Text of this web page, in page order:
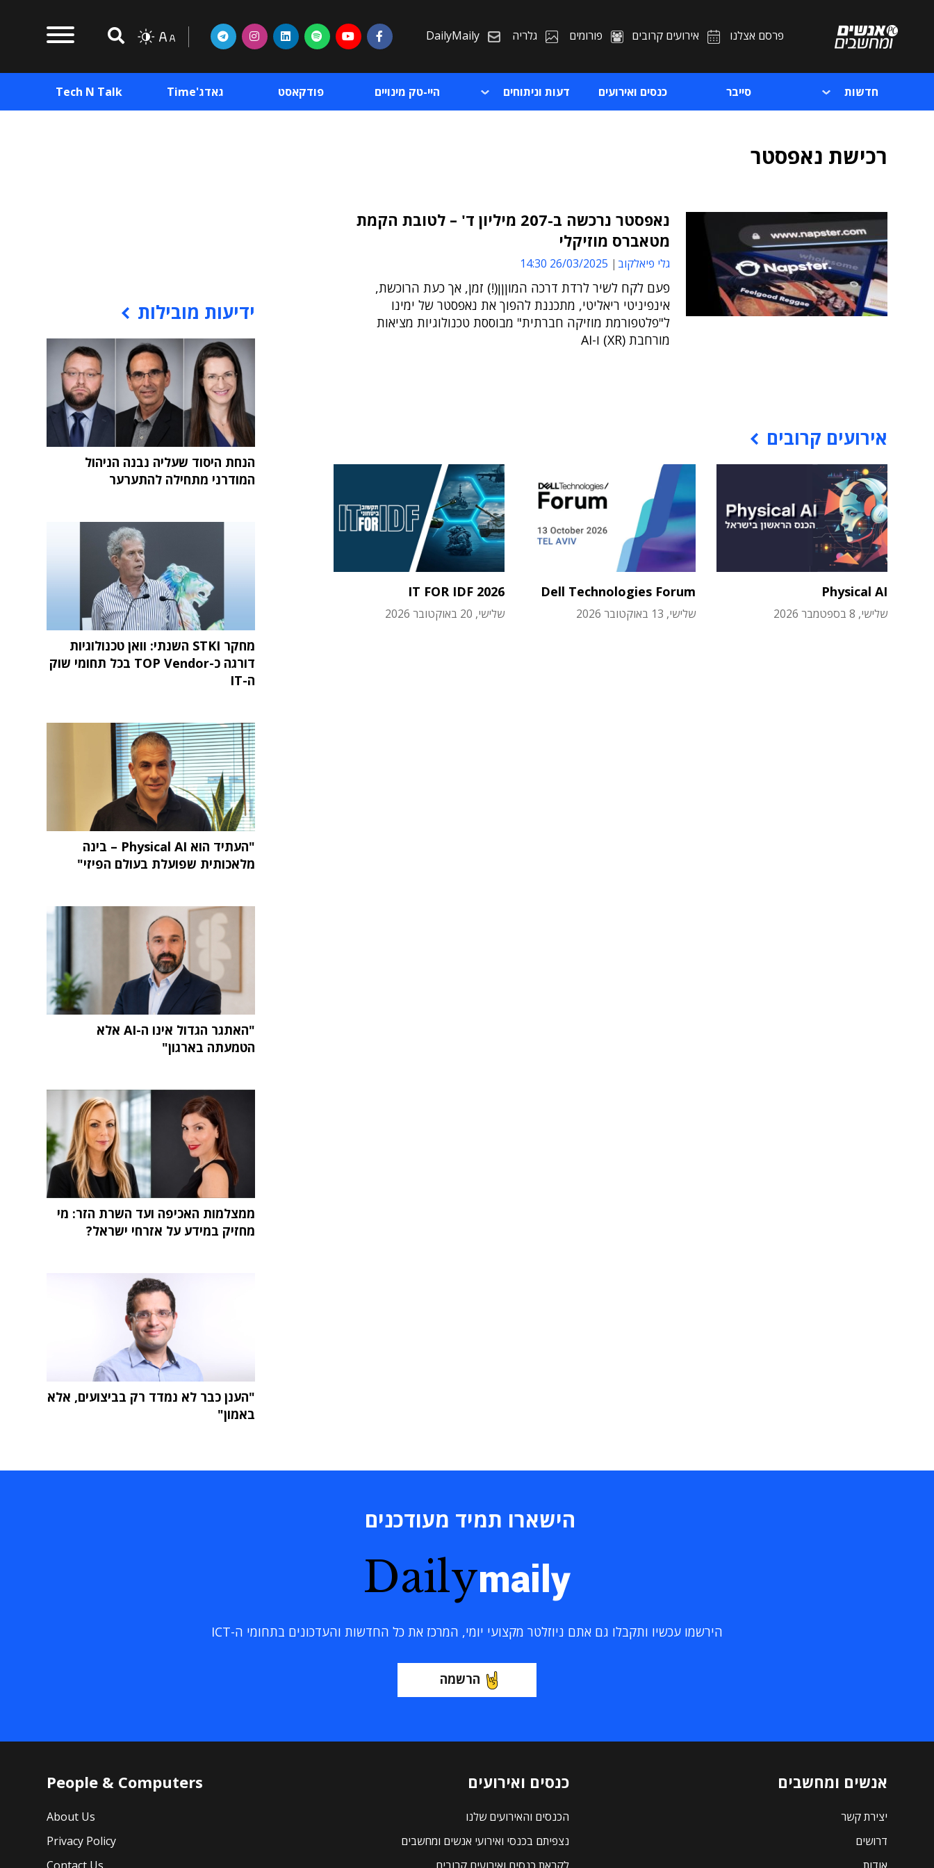
פרסם אצלנו אירועים קרובים פורומים גלריה DailyMaily
חדשות סייבר כנסים ואירועים דעות וניתוחים היי-טק מינויים פודקאסט גאדג'Time Tech N Talk
רכישת נאפסטר
נאפסטר נרכשה ב-207 מיליון ד' – לטובת הקמת
מטאברס מוזיקלי
גלי פיאלקוב 26/03/2025 14:30
פעם לקח לשיר לרדת דרכה המוןןן(!) זמן, אך כעת הרוכשת,
אינפיניטי ריאליטי, מתכננת להפוך את נאפסטר של ימינו
ל"פלטפורמת מוזיקה חברתית" מבוססת טכנולוגיות מציאות
מורחבת (XR) ו-AI
אירועים קרובים
Physical AI
שלישי, 8 בספטמבר 2026
Dell Technologies Forum
שלישי, 13 באוקטובר 2026
IT FOR IDF 2026
שלישי, 20 באוקטובר 2026
ידיעות מובילות
הנחת היסוד שעליה נבנה הניהול
המודרני מתחילה להתערער
מחקר STKI השנתי: וואן טכנולוגיות
דורגה כ-TOP Vendor בכל תחומי שוק
ה-IT
"העתיד הוא Physical AI – בינה
מלאכותית שפועלת בעולם הפיזי"
"האתגר הגדול אינו ה-AI אלא
הטמעתה בארגון"
ממצלמות האכיפה ועד השרת הזר: מי
מחזיק במידע על אזרחי ישראל?
"הענן כבר לא נמדד רק בביצועים, אלא
באמון"
הישארו תמיד מעודכנים
Dailymaily
הירשמו עכשיו ותקבלו גם אתם ניוזלטר מקצועי יומי, המרכז את כל החדשות והעדכונים בתחומי ה-ICT
הרשמה
אנשים ומחשבים
יצירת קשר
דרושים
כנסים ואירועים
הכנסים והאירועים שלנו
נצפיתם בכנסי ואירועי אנשים ומחשבים
People & Computers
About Us
Privacy Policy